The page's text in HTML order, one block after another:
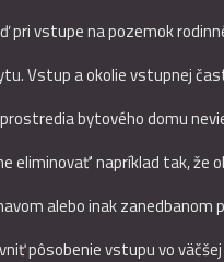
pri vstupe na pozemok
Vstup a okolie vstupnej
bytového domu
eliminovať' napríklad tak, že
alebo inak zanedbanom
pôsobenie vstupu vo